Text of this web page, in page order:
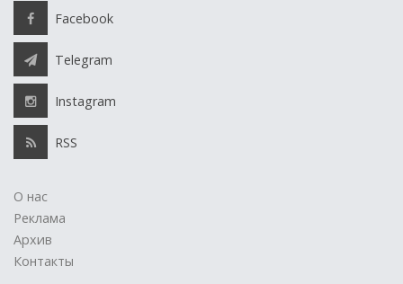
Facebook
Telegram
Instagram
RSS
О нас
Реклама
Архив
Контакты